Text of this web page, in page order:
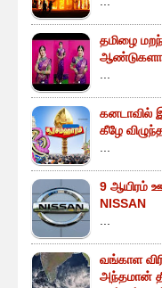
தமிழை
ஆண்டுகளாக
கனடாவில்
கீழே
9 ஆயிரம்
NISSAN
வங்காள
அந்தமான்